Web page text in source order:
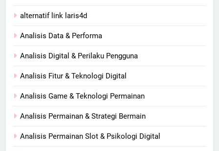
alternatif link laris4d
Analisis Data & Performa
Analisis Digital & Perilaku Pengguna
Analisis Fitur & Teknologi Digital
Analisis Game & Teknologi Permainan
Analisis Permainan & Strategi Bermain
Analisis Permainan Slot & Psikologi Digital